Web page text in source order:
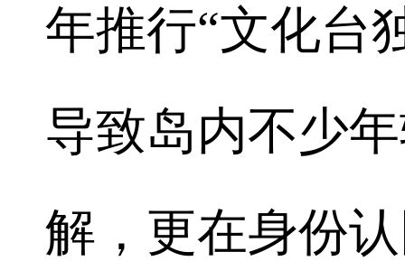
年推行“文化台
导致岛内不少
解，更在身份